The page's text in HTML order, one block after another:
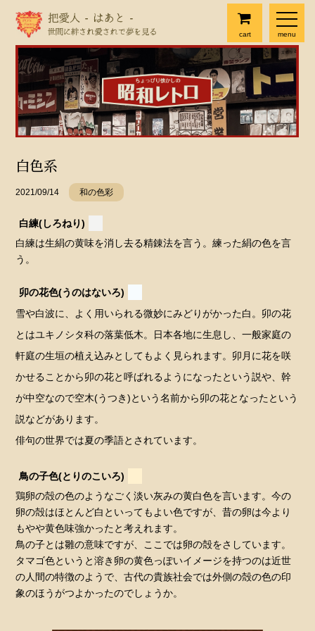
menu
cart
白色系
2021/09/14 和の色彩
白練(しろねり)
白練は生絹の黄味を消し去る精錬法を言う。練った絹の色を言
う。
卯の花色(うのはないろ)
雪や白波に、よく用いられる微妙にみどりがかった白。卯の花
とはユキノシタ科の落葉低木。日本各地に生息し、一般家庭の
軒庭の生垣の植え込みとしてもよく見られます。卯月に花を咲
かせることから卯の花と呼ばれるようになったという説や、幹
が中空なので空木(うつき)という名前から卯の花となったという
説などがあります。
俳句の世界では夏の季語とされています。
鳥の子色(とりのこいろ)
鶏卵の殻の色のようなごく淡い灰みの黄白色を言います。今の
卵の殻はほとんど白といってもよい色ですが、昔の卵は今より
もやや黄色味強かったと考えれます。
鳥の子とは雛の意味ですが、ここでは卵の殻をさしています。
タマゴ色というと溶き卵の黄色っぽいイメージを持つのは近世
の人間の特徴のようで、古代の貴族社会では外側の殻の色の印
象のほうがつよかったのでしょうか。